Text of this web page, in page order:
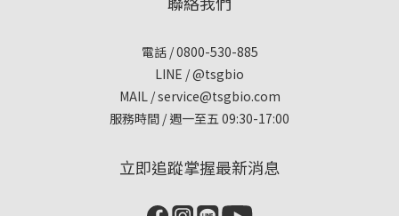
電話 / 0800-530-885
LINE / @tsgbio
MAIL /service@tsgbio.com
服務時間 / 週一至五 09:30-17:00
立即追蹤掌握最新消息